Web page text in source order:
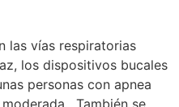
las vías respiratorias
los dispositivos bucales
personas con apnea
También se